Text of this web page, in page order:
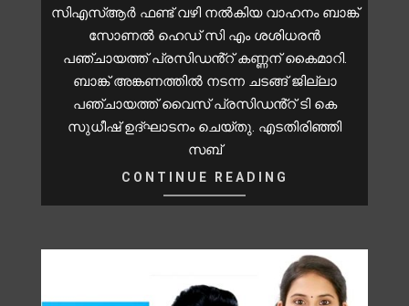
സിഎസ്ആർ ഫണ്ട് വഴി നൽകിയ വാഹനം ബാങ്ക്
സോണൽ ഹെഡ് സി എം ശശിധരൻ
പഞ്ചായത്ത് പ്രസിഡൻ്റ് കണ്ണന് കൈമാറി.
ബാങ്ക് അങ്കണത്തിൽ നടന്ന ചടങ്ങ് ജില്ലാ
പഞ്ചായത്ത് വൈസ് പ്രസിഡൻ്റ് ടി കെ
സുധീഷ് ഉദ്ഘാടനം ചെയ്തു. എടതിരിഞ്ഞി
സബ്
CONTINUE READING